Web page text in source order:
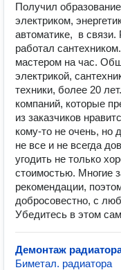
Получил
электриком,
автоматике, в связи.
работал
мастером на час.
электрикой,
техники, более 20
компаний, которые
из заказчиков
кому-то не очень, но
не все и не всегда
угодить не только
стоимостью. Многие
рекомендации,
добросовестно, с
Убедитесь в этом
Демонтаж
Биметал. радиатора